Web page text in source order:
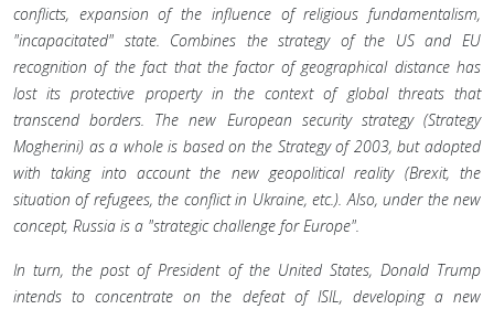
conflicts, expansion of the influence of religious fundamentalism,
"incapacitated" state. Combines the strategy of the US and EU
recognition of the fact that the factor of geographical distance has
lost its protective property in the context of global threats that
transcend borders. The new European security strategy (Strategy
Mogherini) as a whole is based on the Strategy of 2003, but adopted
with taking into account the new geopolitical reality (Brexit, the
situation of refugees, the conflict in Ukraine, etc.). Also, under the new
concept, Russia is a "strategic challenge for Europe".
In turn, the post of President of the United States, Donald Trump
intends to concentrate on the defeat of ISIL, developing a new